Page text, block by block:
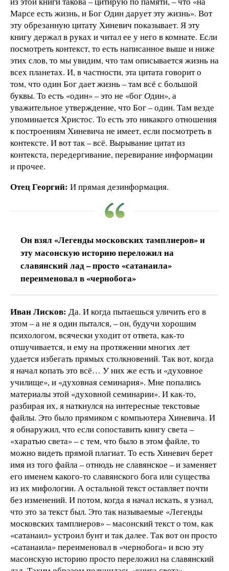
Марсе есть жизнь, и БогОдин дарует эту жизнь». Вот
эту обрезанную цитату Хиневич показывает. Я эту
книгу держал в руках и читал ее у него в комнате. Если
посмотреть контекст, то есть написанное выше и ниже
этих слов, то мы увидим, что там описывается жизнь на
всех планетах. И, в частности, эта цитата говорит о
том, что один Бог дает жизнь – там всё с большой
буквы. То есть «один» – это не «богОдин», а
уважительное утверждение, что Бог – один. Там везде
упоминается Христос. То есть это никакого отношения
к построениям Хиневича не имеет, если посмотреть в
контексте. И вот так – всё. Вырывание цитат из
контекста, передергивание, перевирание информации
и прочее.
Отец Георгий: И прямая дезинформация.
Он взял «Легенды московских тамплиеров» и
эту масонскую историю переложил на
славянский лад – просто «сатанаила»
переименовал в «чернобога»
Иван Лисков: Да. И когда пытаешься уличить его в
этом – а не я один пытался, – он, будучи хорошим
психологом, всячески уходит от ответа, как-то
отшучивается, и ему на протяжении многих лет
удается избегать прямых столкновений. Так вот, когда
я начал копать это всё… У них же есть и «духовное
училище», и «духовная семинария». Мне попались
материалы этой «духовной семинарии». И как-то,
разбирая их, я наткнулся на интересные текстовые
файлы. Это было прямиком с компьютера Хиневича. И
я обнаружил, что если сопоставить книгу света –
«харатью света» – с тем, что было в этом файле, то
можно видеть прямой плагиат. То есть Хиневич берет
имя из того файла – отнюдь не славянское – и заменяет
его именем какого-то славянского бога или существа
из их мифологии. А остальной текст оставляет почти
без изменений. И потом, когда я начал искать, я узнал,
что это за текст был. Это так называемые «Легенды
московских тамплиеров» – масонский текст о том, как
«сатанаил» устроил бунт и так далее. Так вот он просто
«сатанаила» переименовал в «чернобога» и всю эту
масонскую историю просто переложил на славянский